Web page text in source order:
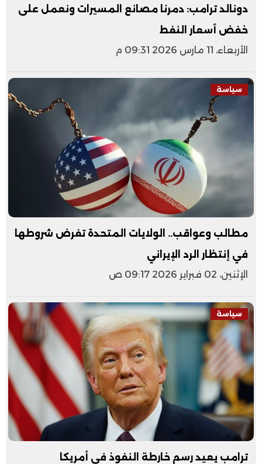
دونالد ترامب: دمرنا مصانع المسيرات ونعمل على
خفض أسعار النفط
الأربعاء، 11 مارس 2026 09:31 م
سياسة
مطالب وعواقب.. الولايات المتحدة تفرض شروطها
في إنتظار الرد الإيراني
الإثنين، 02 فبراير 2026 09:17 ص
سياسة
ترامب يعيد رسم خارطة النفوذ في أمريكا